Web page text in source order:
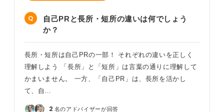
自己PRと長所・短所の違いは何でしょう
か？
長所・短所は自己PRの一部！ それぞれの違いを正しく
理解しよう 「長所」と「短所」は言葉の通りに理解して
かまいません。 一方、「自己PR」は、長所を活かし
て、自…
2 名のアドバイザーが回答